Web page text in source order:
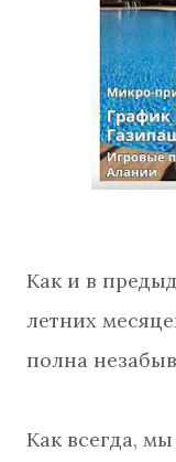
Как и в
летних
полна
Как всегда,